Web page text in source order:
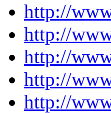
http://
http://
http://
http://
http://